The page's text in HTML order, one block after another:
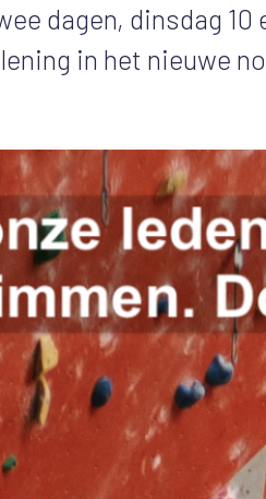
dagen, dinsdag 10
in het nieuwe